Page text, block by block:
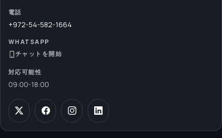
電話
+972-54-582-1664
WHATSAPP
チャットを開始
対応可能性
09:00-18:00